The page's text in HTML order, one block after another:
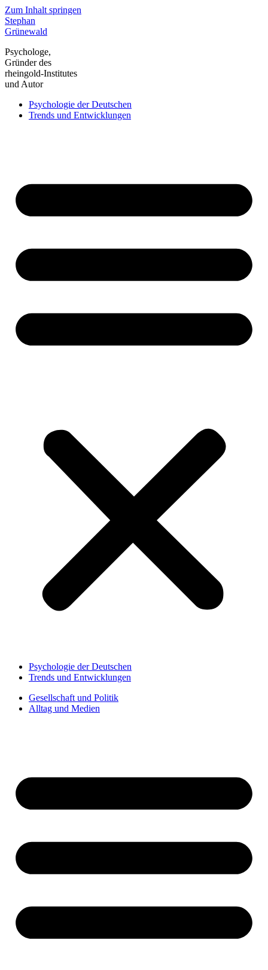
Zum Inhalt springen
Stephan
Grünewald
Psychologe,
Gründer des
rheingold-Institutes
und Autor
Psychologie der Deutschen
Trends und Entwicklungen
Psychologie der Deutschen
Trends und Entwicklungen
Gesellschaft und Politik
Alltag und Medien